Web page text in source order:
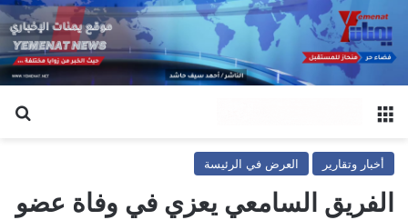
أخبار وتقارير العرض في الرئيسة
الفريق السامعي يعزي في وفاة عضو